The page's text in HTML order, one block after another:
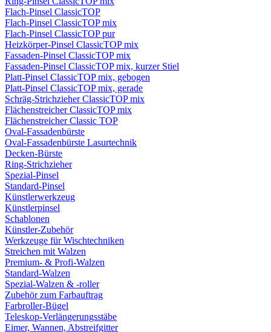
Flach-Pinsel ClassicTOP
Flach-Pinsel ClassicTOP mix
Flach-Pinsel ClassicTOP pur
Heizkörper-Pinsel ClassicTOP mix
Fassaden-Pinsel ClassicTOP mix
Fassaden-Pinsel ClassicTOP mix, kurzer Stiel
Platt-Pinsel ClassicTOP mix, gebogen
Platt-Pinsel ClassicTOP mix, gerade
Schräg-Strichzieher ClassicTOP mix
Flächenstreicher ClassicTOP mix
Flächenstreicher Classic TOP
Oval-Fassadenbürste
Oval-Fassadenbürste Lasurtechnik
Decken-Bürste
Ring-Strichzieher
Spezial-Pinsel
Standard-Pinsel
Künstlerwerkzeug
Künstlerpinsel
Schablonen
Künstler-Zubehör
Werkzeuge für Wischtechniken
Streichen mit Walzen
Premium- & Profi-Walzen
Standard-Walzen
Spezial-Walzen & -roller
Zubehör zum Farbauftrag
Farbroller-Bügel
Teleskop-Verlängerungsstäbe
Eimer, Wannen, Abstreifgitter